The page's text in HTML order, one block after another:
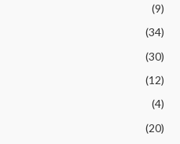
(9)
(34)
(30)
(12)
(4)
(20)